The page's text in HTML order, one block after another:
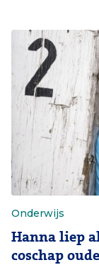
Onderwijs
Hanna liep
coschap